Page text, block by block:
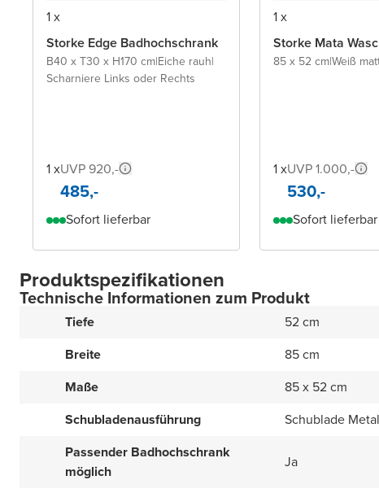
1 x
Storke Edge Badhochschrank
B40 x T30 x H170 cm|Eiche rauh|
Scharniere Links oder Rechts
1 xUVP 920,-
485,-
Sofort lieferbar
1 x
Storke Mata
85 x 52 cm|Weiß
1 xUVP 1.000,-
530,-
Sofort lieferbar
Produktspezifikationen
Technische Informationen zum Produkt
Tiefe
52 cm
Breite
85 cm
Maße
85 x 52 cm
Schubladenausführung
Schublade
Passender Badhochschrank
möglich
Ja